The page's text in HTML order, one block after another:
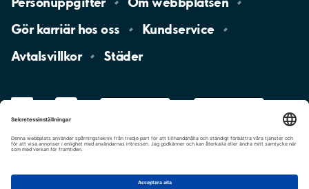
Gör karriär hososs
Kundservice
Avtalsvillkor
Städer